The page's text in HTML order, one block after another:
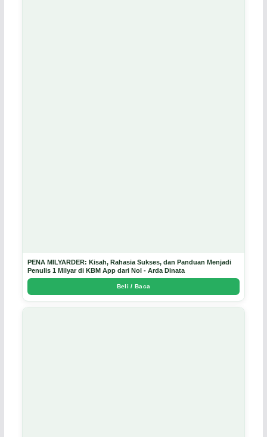
PENA MILYARDER: Kisah, Rahasia Sukses, dan Panduan Menjadi
Penulis 1 Milyar di KBM App dari Nol - Arda Dinata
Beli / Baca